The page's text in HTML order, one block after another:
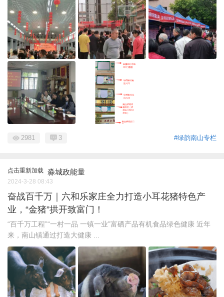
#绿韵南山专栏
2981 3
点击重新加载 淼城政能量
2024-3-28 08:43
奋战百千万｜六和乐家庄全力打造小耳花猪特色产
业，“金猪”拱开致富门！
“百千万工程”“一村一品 一镇一业”富硒产品有机食品绿色健康 近年
来，南山镇通过打造大健康 ...